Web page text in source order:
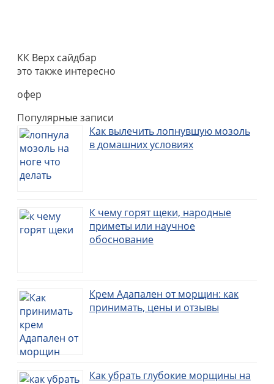
КК Верх сайдбар
это также интересно
офер
Популярные записи
Как вылечить лопнувшую мозоль
в домашних условиях
К чему горят щеки, народные
приметы или научное
обоснование
Крем Адапален от морщин: как
принимать, цены и отзывы
Как убрать глубокие морщины на